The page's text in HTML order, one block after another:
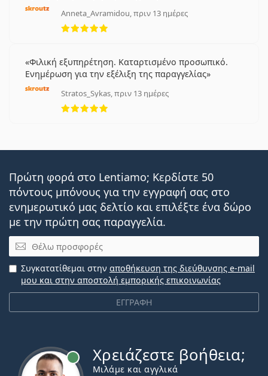
Anneta_Avramidou, πριν 13 ημέρες
5 αξιολογήσεις από 5
Φιλική εξυπηρέτηση. Καταρτισμένο προσωπικό.
Ενημέρωση για την εξέλιξη της παραγγελίας
Stratos_Sykas, πριν 13 ημέρες
5 αξιολογήσεις από 5
Πρώτη φορά στο Lentiamo; Κερδίστε 50
πόντους μπόνους για την εγγραφή σας στο
ενημερωτικό μας δελτίο και επιλέξτε ένα δώρο
με την πρώτη σας παραγγελία.
Email
ΕΓΓΡΑΦΗ
Συγκατατίθεμαι στην αποθήκευση της διεύθυνσης e-mail
μου και στην αποστολή εμπορικής επικοινωνίας
Χρειάζεστε βοήθεια;
Μιλάμε και αγγλικά